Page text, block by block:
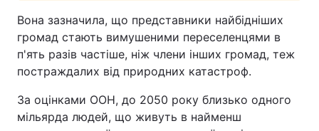
Вона зазначила, що представники найбідніших
громад стають вимушеними переселенцями в
п'ять разів частіше, ніж члени інших громад, теж
постраждалих від природних катастроф.
За оцінками ООН, до 2050 року близько одного
мільярда людей, що живуть в найменш